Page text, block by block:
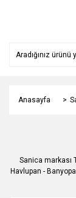
Anasayfa
Sanica markası
Havlupan -